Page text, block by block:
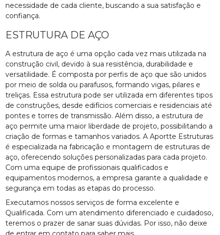
necessidade de cada cliente, buscando a sua satisfação e
confiança.
ESTRUTURA DE AÇO
A estrutura de aço é uma opção cada vez mais utilizada na
construção civil, devido à sua resistência, durabilidade e
versatilidade. É composta por perfis de aço que são unidos
por meio de solda ou parafusos, formando vigas, pilares e
treliças. Essa estrutura pode ser utilizada em diferentes tipos
de construções, desde edifícios comerciais e residenciais até
pontes e torres de transmissão. Além disso, a estrutura de
aço permite uma maior liberdade de projeto, possibilitando a
criação de formas e tamanhos variados. A Aportte Estruturas
é especializada na fabricação e montagem de estruturas de
aço, oferecendo soluções personalizadas para cada projeto.
Com uma equipe de profissionais qualificados e
equipamentos modernos, a empresa garante a qualidade e
segurança em todas as etapas do processo.
Executamos nossos serviços de forma excelente e
Qualificada. Com um atendimento diferenciado e cuidadoso,
teremos o prazer de sanar suas dúvidas. Por isso, não deixe